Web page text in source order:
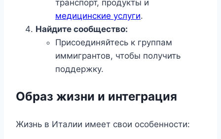
транспорт, продукты и
медицинские услуги.
Найдите сообщество:
Присоединяйтесь к группам
иммигрантов, чтобы получить
поддержку.
Образ жизни и интеграция
Жизнь в Италии имеет свои особенности: